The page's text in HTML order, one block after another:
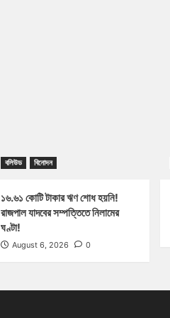
বলিউড বিনোদন
১৬.৬১ কোটি টাকার ঋণ শোধ হয়নি!
রাজপাল যাদবের সম্পত্তিতে নিলামের
ঘণ্টা!
August 6, 2026 0